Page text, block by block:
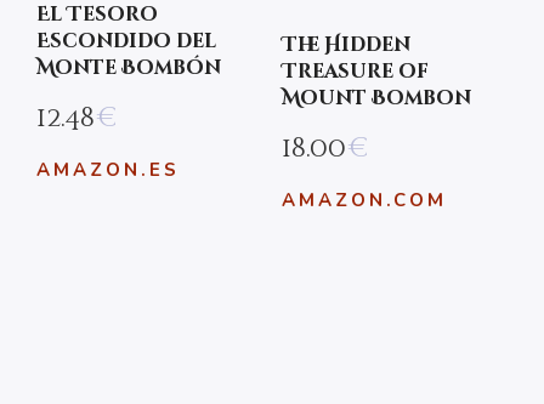
El Tesoro
Escondido del
Monte Bombón
12.48€
AMAZON.ES
The Hidden
Treasure of
Mount Bombon
18.00€
AMAZON.COM